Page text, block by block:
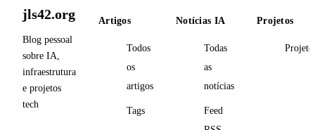
jls42.org
Blog pessoal
sobre IA,
infraestrutura
e projetos
tech
Artigos
Todos
os
artigos
Tags
Notícias IA
Todas
as
notícias
Feed
Projetos